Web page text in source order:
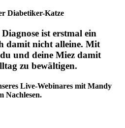
Diabetiker-Katze
ist erstmal ein
damit nicht alleine. Mit
und deine Miez damit
zu bewältigen.
Live-Webinares mit Mandy
Nachlesen.